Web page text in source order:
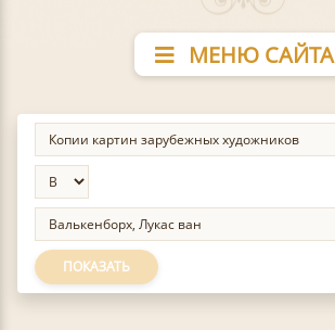
МЕНЮ САЙТА
ПОКАЗАТЬ